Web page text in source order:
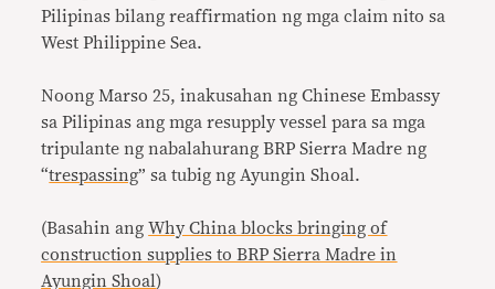
Pilipinas bilang reaffirmation ng mga claim nito sa
West Philippine Sea.
Noong Marso 25, inakusahan ng Chinese Embassy
sa Pilipinas ang mga resupply vessel para sa mga
tripulante ng nabalahurang BRP Sierra Madre ng
“trespassing”sa tubig ng Ayungin Shoal.
(Basahin angWhy China blocks bringing of
construction supplies to BRP Sierra Madre in
Ayungin Shoal )